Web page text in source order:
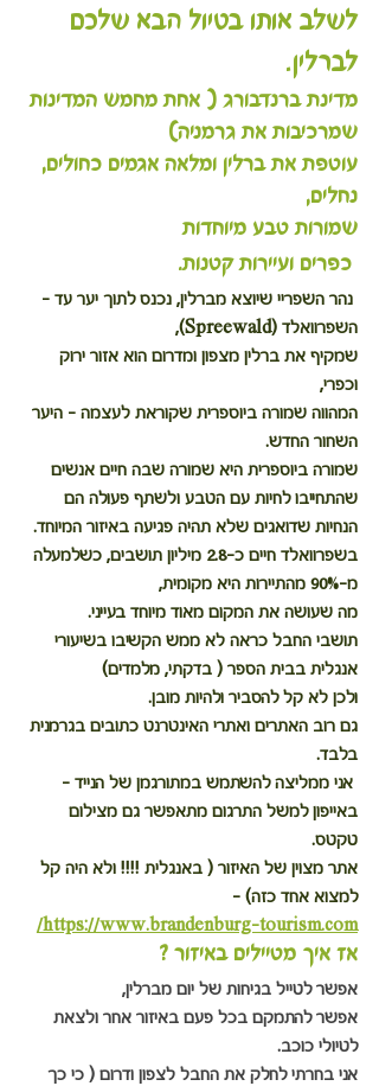
לשלב אותו בטיול הבא שלכם
לברלין.
מדינת ברנדבורג ( אחת מחמש המדינות
שמרכיבות את גרמניה)
עוטפת את ברלין ומלאה אגמים כחולים,
נחלים,
שמורות טבע מיוחדות
נהר השפריי שיוצא מברלין, נכנס לתוך יער עד -
השפרוואלד (Spreewald),
שמקיף את ברלין מצפון ומדרום הוא אזור ירוק
וכפרי,
המהווה שמורה ביוספרית שקוראת לעצמה - היער
השחור החדש.
שמורה ביוספרית היא שמורה שבה חיים אנשים
שהתחייבו לחיות עם הטבע ולשתף פעולה הם
הנחיות שדואגים שלא תהיה פגיעה באיזור המיוחד.
בשפרוואלד חיים כ-2.8 מיליון תושבים, כשלמעלה
מ-90% מהתיירות היא מקומית,
מה שעושה את המקום מאוד מיוחד בעייני.
תושבי החבל כראה לא ממש הקשיבו בשיעורי
אנגלית בבית הספר ( בדקתי, מלמדים)
ולכן לא קל להסביר ולהיות מובן.
גם רוב האתרים ואתרי האינטרנט כתובים בגרמנית
בלבד.
אני ממליצה להשתמש במתורגמן של הנייד -
באייפון למשל התרגום מתאפשר גם מצילום
טקטס.
אתר מצוין של האיזור ( באנגלית !!!! ולא היה קל
למצוא אחד כזה) -
https://www.brandenburg-tourism.com/
אז איך מטיילים באיזור ?
אפשר לטייל בגיחות של יום מברלין,
אפשר להתמקם בכל פעם באיזור אחר ולצאת
לטיולי כוכב.
אני בחרתי לחלק את החבל לצפון ודרום ( כי כך